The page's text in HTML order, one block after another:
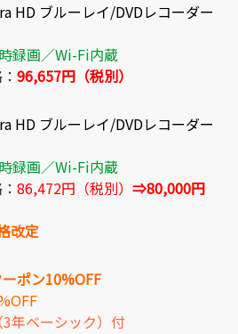
HD ブルーレイ/DVDレコーダー
録画／Wi-Fi内蔵
96,657円（税別）
HD ブルーレイ/DVDレコーダー
録画／Wi-Fi内蔵
86,472円（税別） ⇒80,000円
改定
ポン10%OFF
年ベーシック）付